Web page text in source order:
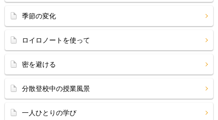
季節の変化
ロイロノートを使って
密を避ける
分散登校中の授業風景
一人ひとりの学び